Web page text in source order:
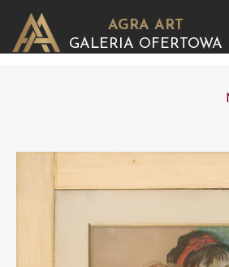
AGRA ART
GALERIA OFERTOWA